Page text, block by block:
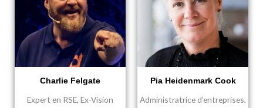
Charlie Felgate
Expert en RSE, Ex-Vision
Pia Heidenmark Cook
Administratrice d’entreprises,